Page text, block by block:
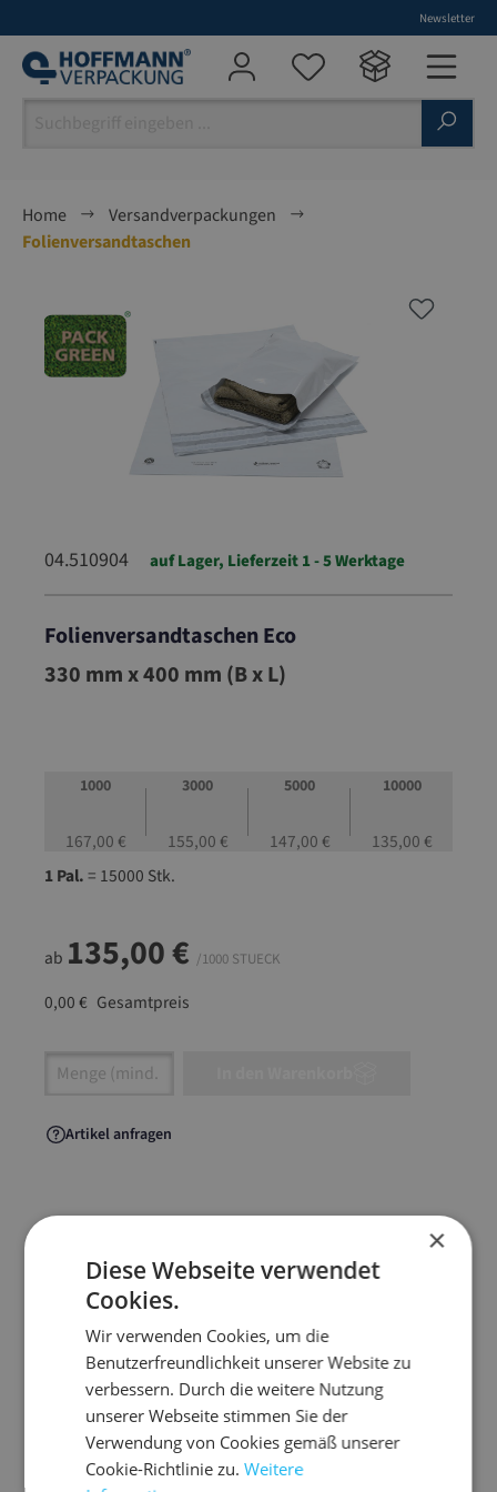
Newsletter
Home
Versandverpackungen
Folienversandtaschen
04.510904 auf Lager, Lieferzeit 1 - 5 Werktage
Folienversandtaschen Eco
04.510904
330 mm x 400 mm (B x L)
1000
167,00 €
3000
155,00 €
5000
147,00 €
10000
135,00 €
1 Pal.= 15000 Stk.
ab 135,00 € /1000 STUECK
0,00 € Gesamtpreis
Artikel Anzahl: Gib den gewünschten Wert
Artikel anfragen
Artikelinformationen
Versandtaschen für den E-Commerce in Blauer
Engel-Qualität.
Hergestellt aus mehr als 80 %
wiederverwertetem Abfall. Die PCR-Folientasche
Eco ist die nachhaltige Transportverpackung für
den Textilversand und Waren aller Art.
×
Diese Webseite verwendet
Cookies.
Wir verwenden Cookies, um die
Benutzerfreundlichkeit unserer Website zu
verbessern. Durch die weitere Nutzung
unserer Webseite stimmen Sie der
Verwendung von Cookies gemäß unserer
Cookie-Richtlinie zu.Weitere